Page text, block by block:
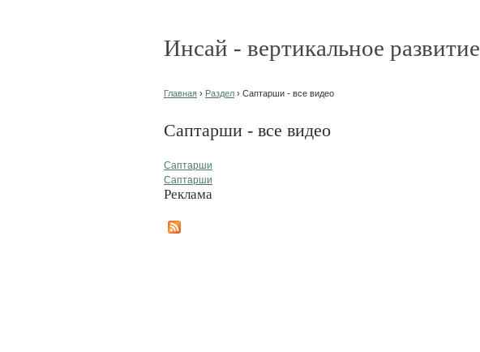
Инсай - вертикальное развитие
Главная › Раздел › Саптарши - все видео
Саптарши - все видео
Саптарши
Саптарши
Реклама